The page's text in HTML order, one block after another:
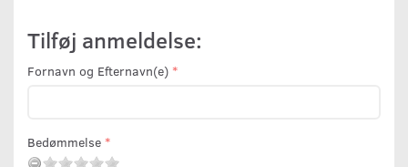
Tilføj anmeldelse:
Fornavn og Efternavn(e)
Bedømmelse